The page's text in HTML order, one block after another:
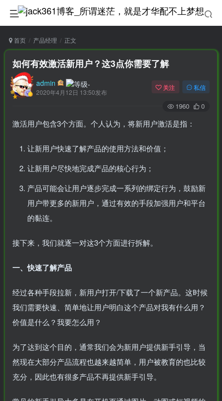
首页 产品经理 正文
如何有效激活新用户？这3点你需要了解
admin
2020年4月12日 13:50发布
关注 私信
1960 0
激活用户包含3个方面。个人认为，将新用户激活是指：
让新用户快速了解产品的使用方法和价值；
让新用户尽快地完成产品的核心行为；
产品可能会让用户逐步完成一系列的绑定行为，鼓励新
用户带更多的新用户，通过有效的手段加强用户和平台
的黏连。
接下来，我们就逐一对这3个方面进行拆解。
一、快速了解产品
经过各种手段拉新，新用户打开/下载了一个新产品。这时候
我们需要快速、简单地让用户明白这个产品对我有什么用？
价值是什么？我要怎么用？
为了达到这个目的，通常我们会为新用户提供新手引导，当
然现在大部分产品流程也越来越简单，用户被教育的也比较
充分，因此也有很多产品不再提供新手引导。